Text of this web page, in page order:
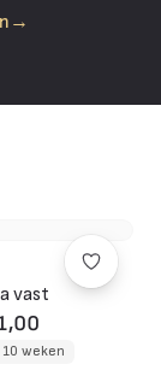
→
vast
weken